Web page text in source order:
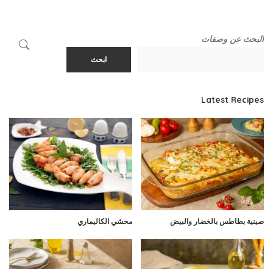
البحث عن وصفات
ابحث
Latest Recipes
صينية بطاطس بالخضار والبيض محشي الكاليماري